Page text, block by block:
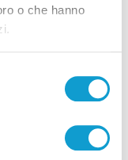
o che hanno
Tronto